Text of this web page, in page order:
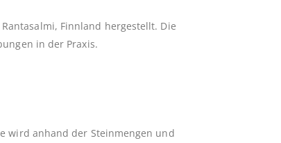
Finnland hergestellt. Die
in der Praxis.
wird anhand der Steinmengen und